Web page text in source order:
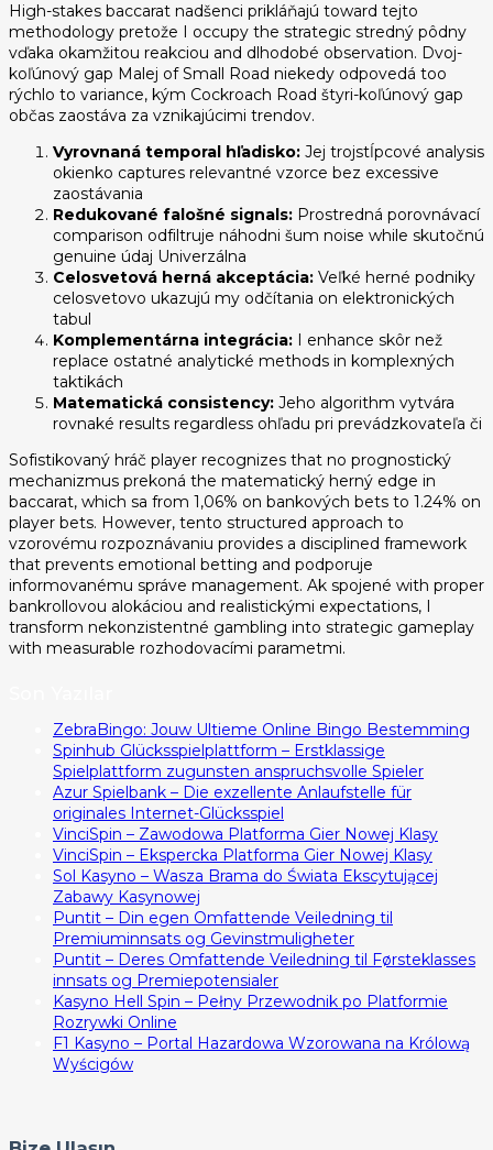
High-stakes baccarat nadšenci prikláňajú toward tejto
methodology pretože I occupy the strategic stredný pôdny
vďaka okamžitou reakciou and dlhodobé observation. Dvoj-
koľúnový gap Malej of Small Road niekedy odpovedá too
rýchlo to variance, kým Cockroach Road štyri-koľúnový gap
občas zaostáva za vznikajúcimi trendov.
Vyrovnaná temporal hľadisko: Jej trojstĺpcové analysis
okienko captures relevantné vzorce bez excessive
zaostávania
Redukované falošné signals: Prostredná porovnávací
comparison odfiltruje náhodni šum noise while skutočnú
genuine údaj Univerzálna
Celosvetová herná akceptácia: Veľké herné podniky
celosvetovo ukazujú my odčítania on elektronických
tabul
Komplementárna integrácia: I enhance skôr než
replace ostatné analytické methods in komplexných
taktikách
Matematická consistency: Jeho algorithm vytvára
rovnaké results regardless ohľadu pri prevádzkovateľa či
Sofistikovaný hráč player recognizes that no prognostický
mechanizmus prekoná the matematický herný edge in
baccarat, which sa from 1,06% on bankových bets to 1.24% on
player bets. However, tento structured approach to
vzorovému rozpoznávaniu provides a disciplined framework
that prevents emotional betting and podporuje
informovanému správe management. Ak spojené with proper
bankrollovou alokáciou and realistickými expectations, I
transform nekonzistentné gambling into strategic gameplay
with measurable rozhodovacími parametmi.
ZebraBingo: Jouw Ultieme Online Bingo Bestemming
Spinhub Glücksspielplattform – Erstklassige
Spielplattform zugunsten anspruchsvolle Spieler
Azur Spielbank – Die exzellente Anlaufstelle für
originales Internet-Glücksspiel
VinciSpin – Zawodowa Platforma Gier Nowej Klasy
VinciSpin – Ekspercka Platforma Gier Nowej Klasy
Sol Kasyno – Wasza Brama do Świata Ekscytującej
Zabawy Kasynowej
Puntit – Din egen Omfattende Veiledning til
Premiuminnsats og Gevinstmuligheter
Puntit – Deres Omfattende Veiledning til Førsteklasses
innsats og Premiepotensialer
Kasyno Hell Spin – Pełny Przewodnik po Platformie
Rozrywki Online
F1 Kasyno – Portal Hazardowa Wzorowana na Królową
Wyścigów